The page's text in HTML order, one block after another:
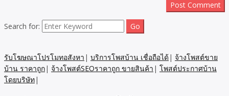
Search for:
รับโฆษณาโปรโมทอสังหา | บริการโพสบ้าน เชื่อถือได้| จ้างโพสต์ขาย
บ้าน ราคาถูก| จ้างโพสต์SEOราคาถูก ขายสินค้า | โพสต์ประกาศบ้าน
โดยบริษัท|